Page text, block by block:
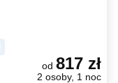
od 817 zł
2 osoby, 1 noc